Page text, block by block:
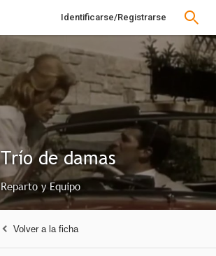
Identificarse/Registrarse
Trío de damas
Reparto y Equipo
Volver a la ficha